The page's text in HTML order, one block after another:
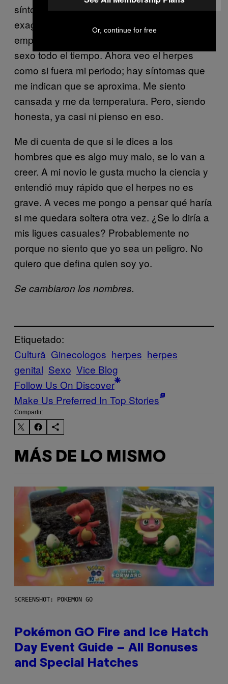
síntomas. Somos cuidadosos pero no
exageramos. No es fácil pensar cuando
empiezas a salir con alguien y quieres tener
sexo todo el tiempo. Ahora veo el herpes
como si fuera mi periodo; hay síntomas que
me indican que se aproxima. Me siento
cansada y me da temperatura. Pero, siendo
honesta, ya casi ni pienso en eso.
Me di cuenta de que si le dices a los
hombres que es algo muy malo, se lo van a
creer. A mi novio le gusta mucho la ciencia y
entendió muy rápido que el herpes no es
grave. A veces me pongo a pensar qué haría
si me quedara soltera otra vez. ¿Se lo diría a
mis ligues casuales? Probablemente no
porque no siento que yo sea un peligro. No
quiero que defina quien soy yo.
Se cambiaron los nombres.
Etiquetado:
Cultură Ginecologos herpes herpes
genital Sexo Vice Blog
Follow Us On Discover
Make Us Preferred In Top Stories
Compartir:
MÁS DE LO MISMO
SCREENSHOT: POKEMON GO
Pokémon GO Fire and Ice Hatch
Day Event Guide – All Bonuses
and Special Hatches
Or, continue for free